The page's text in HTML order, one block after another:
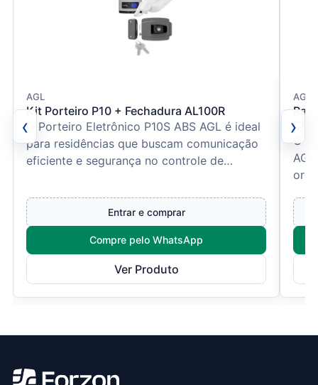
‹
AGL
Kit Porteiro P10 + Fechadura AL100R
O Porteiro Eletrônico P10S ABS AGL é ideal
para residências que buscam comunicação
eficiente e segurança no controle de
Entrar e comprar
Compre pelo WhatsApp
Ver Produto
AGL
O
›